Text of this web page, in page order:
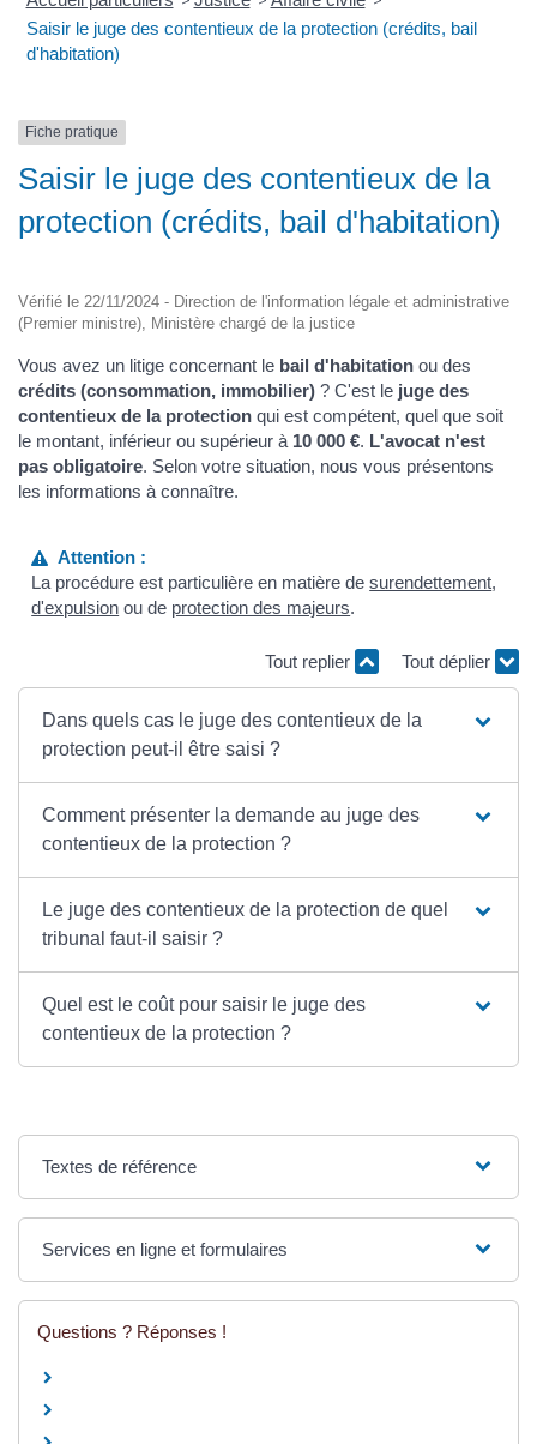
Saisir le juge des contentieux de la protection (crédits, bail
d'habitation)
Fiche pratique
Saisir le juge des contentieux de la
protection (crédits, bail d'habitation)
Vérifié le 22/11/2024 - Direction de l'information légale et administrative
(Premier ministre), Ministère chargé de la justice
Vous avez un litige concernant le bail d'habitation ou des
crédits (consommation, immobilier) ? C'est le juge des
contentieux de la protection qui est compétent, quel que soit
le montant, inférieur ou supérieur à 10 000 €. L'avocat n'est
pas obligatoire. Selon votre situation, nous vous présentons
les informations à connaître.
Attention :
La procédure est particulière en matière desurendettement,
d'expulsion ou de protection des majeurs.
Tout replier Tout déplier
Dans quels cas le juge des contentieux de la
protection peut-il être saisi ?
Comment présenter la demande au juge des
contentieux de la protection ?
Le juge des contentieux de la protection de quel
tribunal faut-il saisir ?
Quel est le coût pour saisir le juge des
contentieux de la protection ?
Textes de référence
Services en ligne et formulaires
Questions ? Réponses !